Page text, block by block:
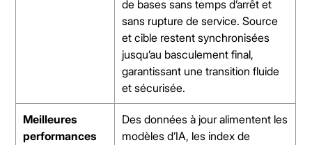
de bases sans temps d’arrêt et
sans rupture de service. Source
et cible restent synchronisées
jusqu’au basculement final,
garantissant une transition fluide
et sécurisée.
Meilleures
performances
Des données à jour alimentent les
modèles d’IA, les index de